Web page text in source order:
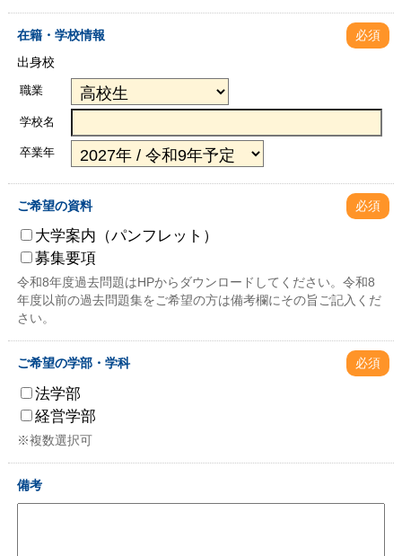
在籍・学校情報
必須
出身校
職業
学校名
卒業年
ご希望の資料 必須
大学案内（パンフレット）
募集要項
令和8年度過去問題はHPからダウンロードしてください。令和8
年度以前の過去問題集をご希望の方は備考欄にその旨ご記入くだ
さい。
ご希望の学部・学科 必須
法学部
経営学部
※複数選択可
備考